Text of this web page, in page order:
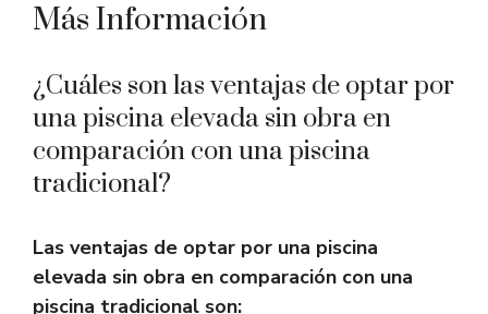
Más Información
¿Cuáles son las ventajas de optar por
una piscina elevada sin obra en
comparación con una piscina
tradicional?
Las ventajas de optar por una piscina
elevada sin obra en comparación con una
piscina tradicional son: